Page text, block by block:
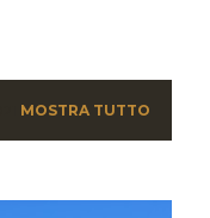
MOSTRA TUTTO